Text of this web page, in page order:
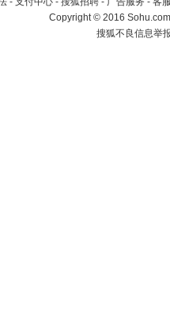
Copyright©2016
搜狐不良信息举